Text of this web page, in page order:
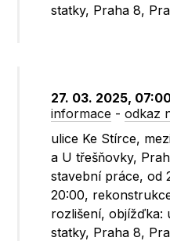
statky, Praha 8,
27. 03. 2025,
informace -odkaz
ulice Ke Stírce,
a U třešňovky,
stavební práce, od
20:00,
rozlišení, objížďka:
statky, Praha 8,